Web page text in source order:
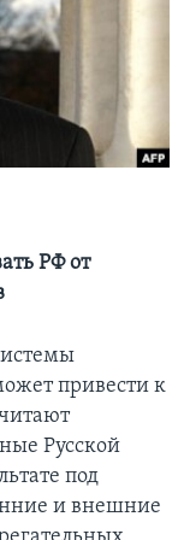
РФ от
привести к
Русской
под
и внешние